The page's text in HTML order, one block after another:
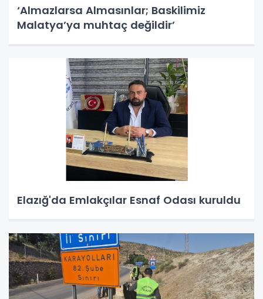
‘Almazlarsa Almasınlar; Baskilimiz
Malatya’ya muhtaç değildir’
Elazığ'da Emlakçılar Esnaf Odası kuruldu